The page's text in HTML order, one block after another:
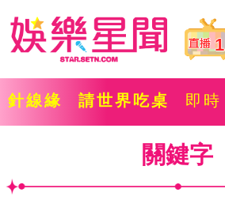
1
針線緣 請世界吃桌 即時
關鍵字